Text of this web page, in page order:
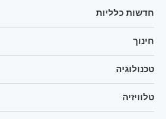
חדשות כלליות
חינוך
טכנולוגיה
טלוויזיה